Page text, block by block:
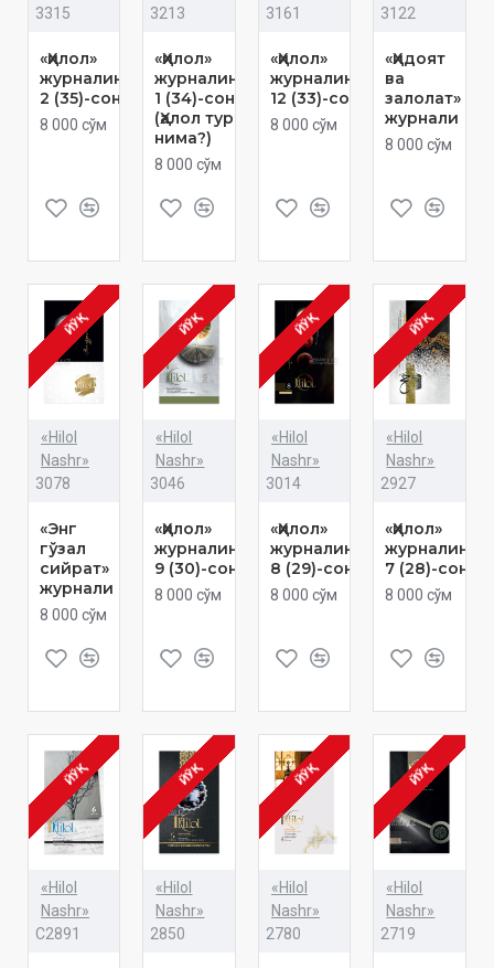
3315
«Ҳилол»
журналининг
2 (35)-сони
8 000 сўм
3213
«Ҳилол»
журналининг
1 (34)-сони
(Ҳалол туризм
нима?)
8 000 сўм
3161
«Ҳилол»
журналининг
12 (33)-сони
8 000 сўм
3122
«Ҳидоят
ва
залолат»
журнали
8 000 сўм
ЙЎҚ
«Hilol
Nashr»
3078
«Энг
гўзал
сийрат»
журнали
8 000 сўм
ЙЎҚ
«Hilol
Nashr»
3046
«Ҳилол»
журналининг
9 (30)-сони
8 000 сўм
ЙЎҚ
«Hilol
Nashr»
3014
«Ҳилол»
журналининг
8 (29)-сони
8 000 сўм
ЙЎҚ
«Hilol
Nashr»
2927
«Ҳилол»
7 (28)-сони
8 000 сўм
ЙЎҚ
«Hilol
Nashr»
C2891
ЙЎҚ
«Hilol
Nashr»
2850
ЙЎҚ
«Hilol
Nashr»
2780
ЙЎҚ
«Hilol
Nashr»
2719